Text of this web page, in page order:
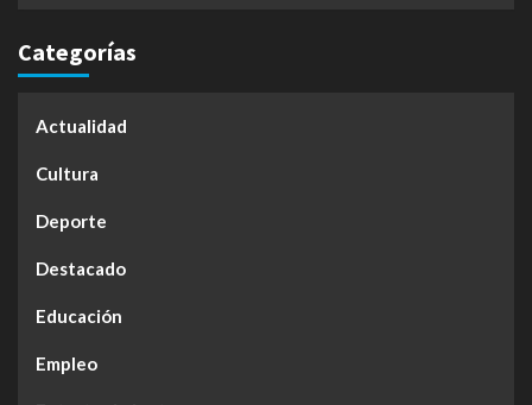
Categorías
Actualidad
Cultura
Deporte
Destacado
Educación
Empleo